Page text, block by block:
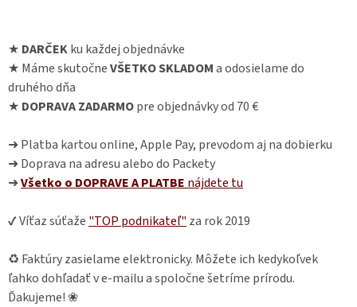
★ DARČEKku každej objednávke
★ Máme skutočneVŠETKO SKLADOMa odosielame do
druhého dňa
★ DOPRAVA ZADARMOpre objednávky od 70 €
➜ Platba kartou online, Apple Pay, prevodom aj na dobierku
➜ Doprava na adresu alebo do Packety
➜Všetko o DOPRAVE A PLATBE nájdete tu
✔ Víťaz súťaže "TOP podnikateľ" za rok 2019
♻ Faktúry zasielame elektronicky. Môžete ich kedykoľvek
ľahko dohľadať v e-mailu a spoločne šetríme prírodu.
Ďakujeme! ❀